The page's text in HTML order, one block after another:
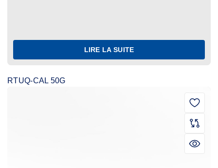
LIRE LA SUITE
RTUQ-CAL 50G